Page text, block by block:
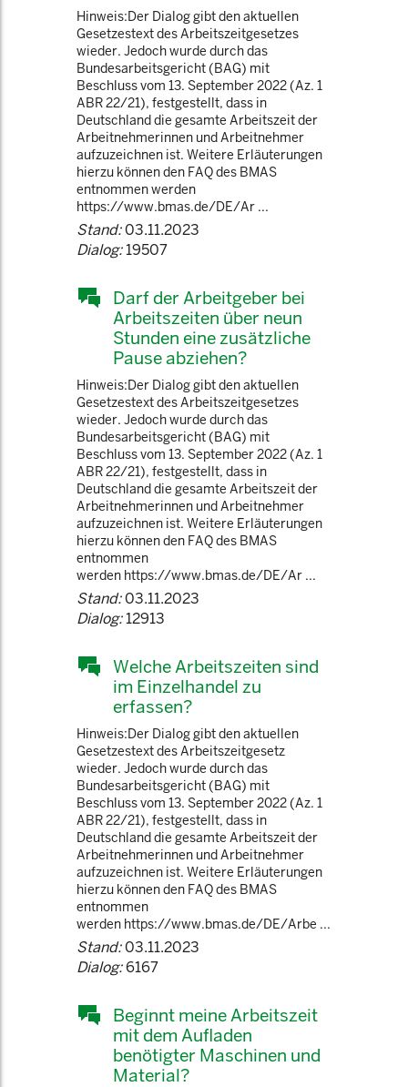
Hinweis:Der Dialog gibt den aktuellen
Gesetzestext des Arbeitszeitgesetzes
wieder. Jedoch wurde durch das
Bundesarbeitsgericht (BAG) mit
Beschluss vom 13. September 2022 (Az. 1
ABR 22/21), festgestellt, dass in
Deutschland die gesamte Arbeitszeit der
Arbeitnehmerinnen und Arbeitnehmer
aufzuzeichnen ist. Weitere Erläuterungen
hierzu können den FAQ des BMAS
entnommen werden
https://www.bmas.de/DE/Ar ...
Stand:03.11.2023
Dialog:19507
Darf der Arbeitgeber bei
Arbeitszeiten über neun
Stunden eine zusätzliche
Pause abziehen?
Hinweis:Der Dialog gibt den aktuellen
Gesetzestext des Arbeitszeitgesetzes
wieder. Jedoch wurde durch das
Bundesarbeitsgericht (BAG) mit
Beschluss vom 13. September 2022 (Az. 1
ABR 22/21), festgestellt, dass in
Deutschland die gesamte Arbeitszeit der
Arbeitnehmerinnen und Arbeitnehmer
aufzuzeichnen ist. Weitere Erläuterungen
hierzu können den FAQ des BMAS
entnommen
werden https://www.bmas.de/DE/Ar ...
Stand:03.11.2023
Dialog:12913
Welche Arbeitszeiten sind
im Einzelhandel zu
erfassen?
Hinweis:Der Dialog gibt den aktuellen
Gesetzestext des Arbeitszeitgesetz
wieder. Jedoch wurde durch das
Bundesarbeitsgericht (BAG) mit
Beschluss vom 13. September 2022 (Az. 1
ABR 22/21), festgestellt, dass in
Deutschland die gesamte Arbeitszeit der
Arbeitnehmerinnen und Arbeitnehmer
aufzuzeichnen ist. Weitere Erläuterungen
hierzu können den FAQ des BMAS
entnommen
werden https://www.bmas.de/DE/Arbe ...
Stand:03.11.2023
Dialog:6167
Beginnt meine Arbeitszeit
mit dem Aufladen
benötigter Maschinen und
Material?